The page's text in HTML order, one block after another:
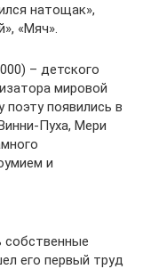
натощак»,
«Мяч».
– детского
мировой
поэту появились в
Пуха, Мери
и
собственные
его первый труд